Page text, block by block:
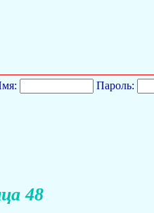
Пароль:
48